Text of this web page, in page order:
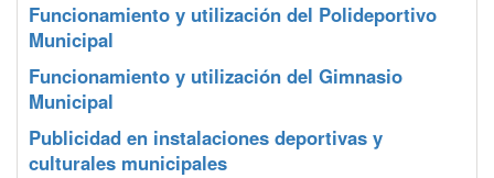
Funcionamiento y utilización del Polideportivo
Municipal
Funcionamiento y utilización del Gimnasio
Municipal
Publicidad en instalaciones deportivas y
culturales municipales